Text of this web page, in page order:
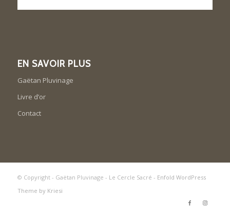
EN SAVOIR PLUS
Gaëtan Pluvinage
Livre d’or
Contact
© Copyright - Gaëtan Pluvinage - Le Cercle Sacré - Enfold WordPress
Theme by Kriesi